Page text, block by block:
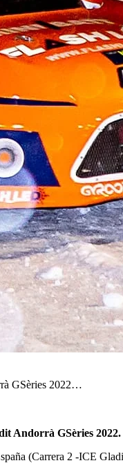
GSèries 2022…
Andorrà GSèries 2022.
(Carrera 2 -ICE